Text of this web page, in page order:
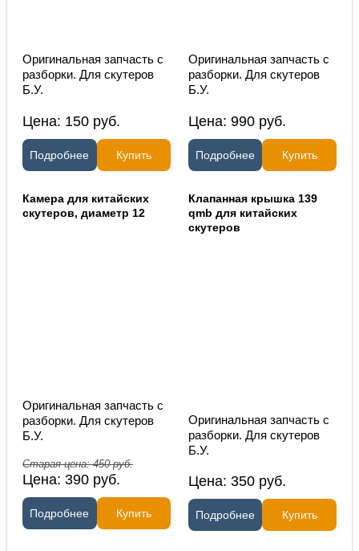
Оригинальная запчасть с
разборки. Для скутеров
Б.У.
Цена: 150 руб.
Подробнее Купить
Оригинальная запчасть с
разборки. Для скутеров
Б.У.
Цена: 990 руб.
Подробнее Купить
Камера для китайских
скутеров, диаметр 12
Оригинальная запчасть с
разборки. Для скутеров
Б.У.
Старая цена:450руб.
Цена:390 руб.
Подробнее Купить
Клапанная крышка 139
qmb для китайских
скутеров
Оригинальная запчасть с
разборки. Для скутеров
Б.У.
Цена: 350 руб.
Подробнее Купить